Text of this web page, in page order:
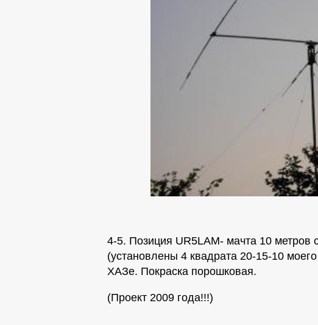
4-5. Позиция UR5LAM- мачта 10
(установлены 4 квадрата 20-15-10
ХАЗе. Покраска порошковая.
(Проект 2009 года!!!)